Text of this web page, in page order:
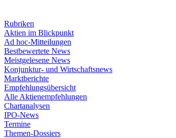
Rubriken
Aktien im Blickpunkt
Ad hoc-Mitteilungen
Bestbewertete News
Meistgelesene News
Konjunktur- und Wirtschaftsnews
Marktberichte
Empfehlungsübersicht
Alle Aktienempfehlungen
Chartanalysen
IPO-News
Termine
Themen-Dossiers